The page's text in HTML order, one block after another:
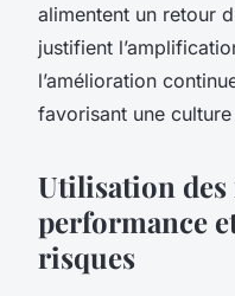
alimentent un retour
justifient
l’amélioration
favorisant une
Utilisation
performance
risques